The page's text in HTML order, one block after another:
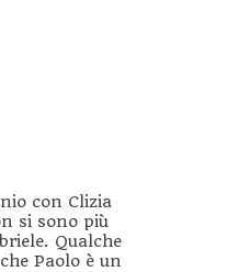
con Clizia
si sono più
Qualche
Paolo è un